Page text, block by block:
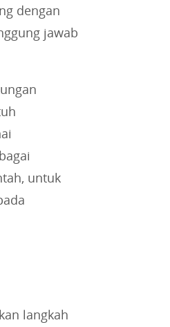
dengan
jawab
untuk
langkah